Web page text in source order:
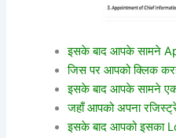
इसके बाद आपके सामने
जिस पर आपको क्लिक
इसके बाद आपके सामने
जहाँ आपको अपना
इसके बाद आपको इसका